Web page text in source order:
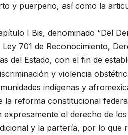
y puerperio, así como la
I Bis, denominado “Del
701 de Reconocimiento,
del Estado, con el fin de
y violencia
indígenas y
la reforma constitucional
el derecho de
y la partería, por lo que